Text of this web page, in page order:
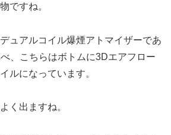
ですね。
ュアルコイル爆煙アトマイザーであ
、こちらはボトムに3Dエアフロー
ルになっています。
く出ますね。